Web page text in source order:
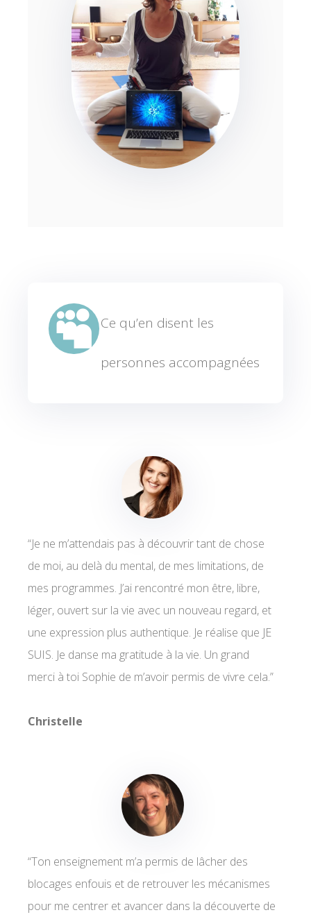
 Ce qu’en disent les
personnes accompagnées
“Je ne m’attendais pas à découvrir tant de chose
de moi, au delà du mental, de mes limitations, de
mes programmes. J’ai rencontré mon être, libre,
léger, ouvert sur la vie avec un nouveau regard, et
une expression plus authentique. Je réalise que JE
SUIS. Je danse ma gratitude à la vie. Un grand
merci à toi Sophie de m’avoir permis de vivre cela.”
Christelle
“Ton enseignement m’a permis de lâcher des
blocages enfouis et de retrouver les mécanismes
pour me centrer et avancer dans la découverte de